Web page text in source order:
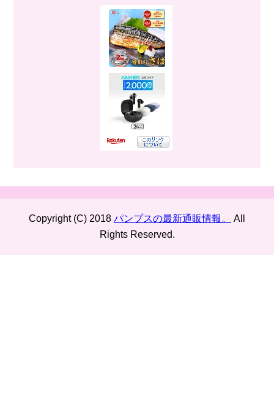
Copyright (C) 2018 パンプスの最新通販情報。
All
Rights Reserved.